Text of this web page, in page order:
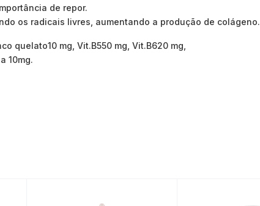
de repor.
os radicais livres, aumentando a produção de colágeno.
quelato10 mg, Vit.B550 mg, Vit.B620 mg,
10mg.